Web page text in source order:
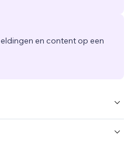
en content op een